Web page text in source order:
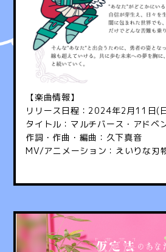
【楽曲情報】
リリース日程： 2024年2月11 日(
タイトル：マルチバース・アドベ
作詞・作曲・編曲：久下真音
MV/アニメーション：えいりな刃